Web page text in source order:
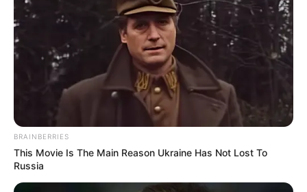
e dinë këtë. E di si mund të fitojmë dhe pse humbim. Do të
doja të më ndiqnin, të më dëgjonin, sepse unë e kam kaluar
Më tej, për RMC Sport ai ka shtuar: “Për të gjithë ishte një
eksperiencë e pakëndshme, por unë e kisha paralajmëruar.
Klubi historik ishte Mançesteri, duhet të jesh i kujdesshëm
në një kompeticion të tillë. Në Champions League, sikurse
në tenis, historia është gjithmonë kundër teje. Pavarësisht
situatës, ishte në dorën tonë të bënim histori. Ne duhet ta
pikë – tek ideja që ne po shkonim në luftë”.
NEJMAR DHE TUHEL– Alvesh ka edhe një tjetër rezervë:
BRAINBERRIES
This Movie Is The Main Reason Ukraine Has Not Lost To
Russia